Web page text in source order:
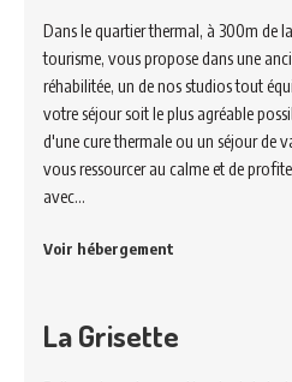
Dans le quartier thermal, à 300m de
tourisme, vous propose dans une
réhabilitée, un de nos studios tout
votre séjour soit le plus agréable
d'une cure thermale ou un séjour de
vous ressourcer au calme et de
avec…
Voir hébergement
La Grisette